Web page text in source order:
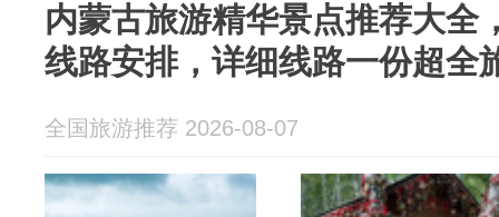
内蒙古旅游精华景点推荐大全
线路安排，详细线路一份超全
全国旅游推荐 2026-08-07